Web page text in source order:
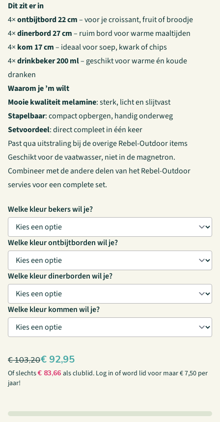
Dit zit er in
4×ontbijtbord 22 cm– voor je croissant, fruit of broodje
4×dinerbord 27 cm– ruim bord voor warme maaltijden
4× kom 17 cm– ideaal voor soep, kwark of chips
4×drinkbeker 200 ml– geschikt voor warme én koude
dranken
Waarom je ’m wilt
Mooie kwaliteit melamine: sterk, licht en slijtvast
Stapelbaar: compact opbergen, handig onderweg
Setvoordeel: direct compleet in één keer
Past qua uitstraling bij de overige Rebel-Outdoor items
Geschikt voor de vaatwasser, niet in de magnetron.
Combineer met de andere delen van het Rebel-Outdoor
servies voor een complete set.
Welke kleur bekers wil je?
Welke kleur ontbijtborden wil je?
Welke kleur dinerborden wil je?
Welke kleur kommen wil je?
€103,20€ 92,95
Of slechts€ 83,66 als clublid. Log in ofword lid voor maar € 7,50 per
jaar!